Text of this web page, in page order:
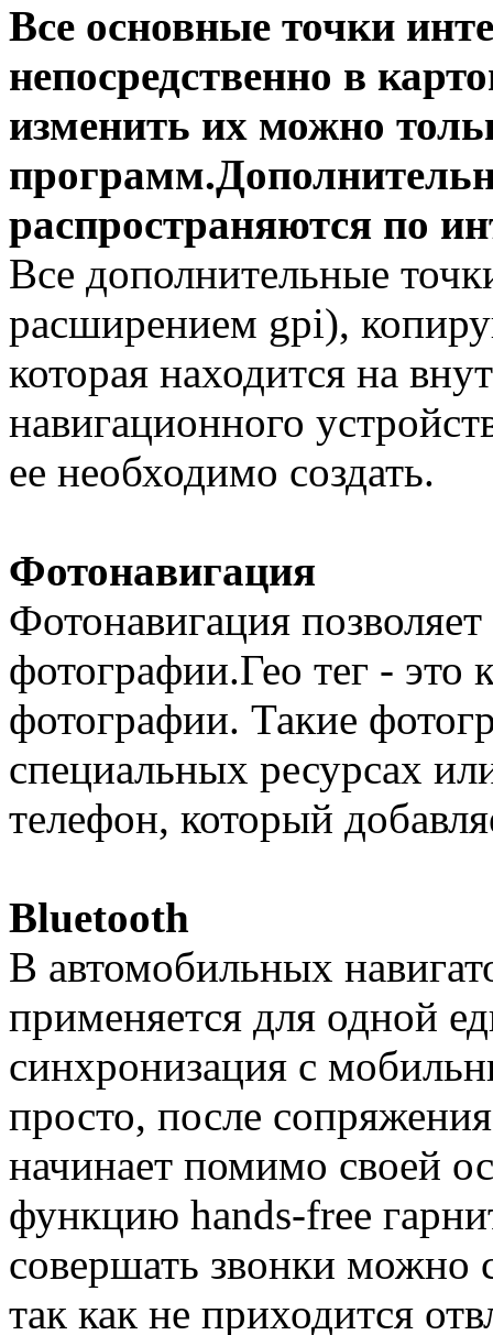
Все основные точки
непосредственно в
изменить их можно
распространяются по
Все дополнительные
расширением gpi),
которая находится на
навигационного
ее необходимо создать.
Фотонавигация
Фотонавигация
фотографии.Гео тег - это
фотографии. Такие
специальных ресурсах
телефон, который
Bluetooth
В автомобильных
применяется для одной
синхронизация с
просто, после
начинает помимо своей
функцию hands-free
совершать звонки можно
так как не приходится